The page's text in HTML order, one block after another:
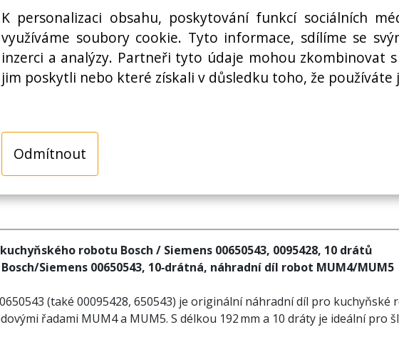
K personalizaci obsahu, poskytování funkcí sociálních
využíváme soubory cookie. Tyto informace, sdílíme se
inzerci a analýzy. Partneři tyto údaje mohou zkombinovat
jim poskytli nebo které získali v důsledku toho, že používáte
Odmítnout
ROBOT MUM4/MUM5
Cena s DPH:
Cena bez DPH:
robotu Bosch / Siemens 00650543, 0095428, 10 drátů
Siemens 00650543, 10‑drátná, náhradní díl robot MUM4/MUM5
(také 00095428, 650543) je originální náhradní díl pro
řadami MUM4 a MUM5. S délkou 192 mm a 10 dráty je ideální pro